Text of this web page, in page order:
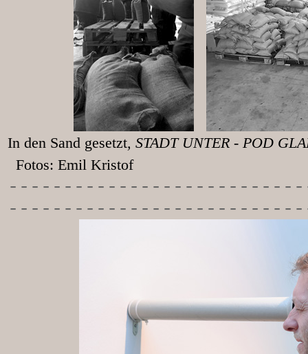
In den Sand gesetzt, STADT
Fotos: Emil Kristof
-----------